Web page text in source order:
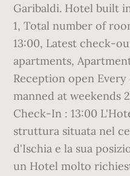
Garibaldi. Hotel built
1, Total number of
13:00, Latest check-
apartments,
Reception open
manned at weekends
Check-In : 13:00
struttura situata nel
d'Ischia e la sua
un Hotel molto